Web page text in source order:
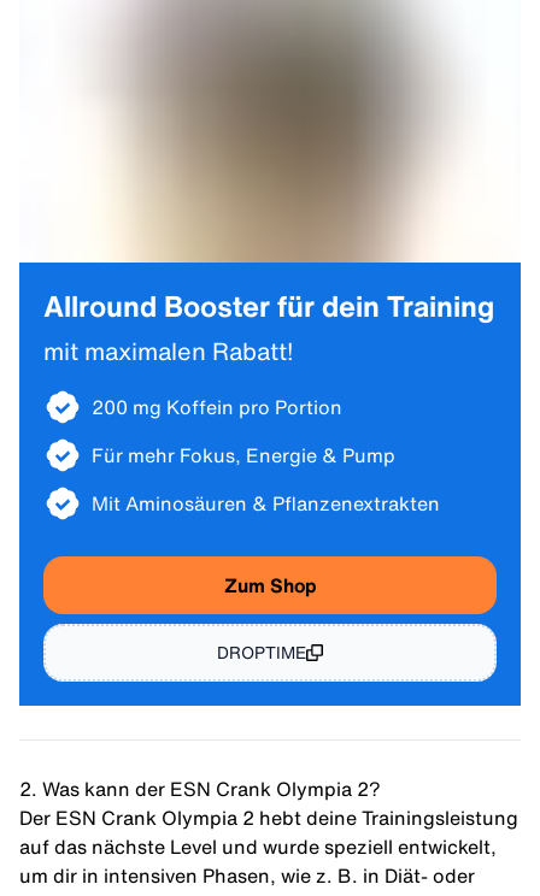
Allround Booster für dein Training
mit maximalen Rabatt!
200 mg Koffein pro Portion
Für mehr Fokus, Energie & Pump
Mit Aminosäuren & Pflanzenextrakten
Zum Shop
DROPTIME
2. Was kann der ESN Crank Olympia 2?
Der ESN Crank Olympia 2 hebt deine Trainingsleistung
auf das nächste Level und wurde speziell entwickelt,
um dir in intensiven Phasen, wie z. B. in Diät- oder